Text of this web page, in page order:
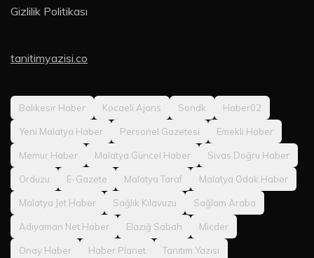
Gizlilik Politikası
tanitimyazisi.co
Balıkesir Haber Kocaeli Ajans Sondk Haber02
Yeni Malatya Haber Personel Gazetesi Emekli Haber
Memur Haber Malatya Güncel Haber Sivas Doğru Haber
Orduzu E-Gazete Malatya Taraf Malatya Odak Haber
Malatya Jet Haber Sağlık Kılavuzu Sağlam Araba
Adıyaman Net Haber Elazığ Sabah Micder
Onay Haber Haber Planet Tanıtım Yazısı